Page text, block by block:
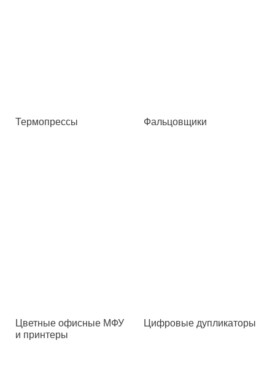
Термопрессы Фальцовщики
Цветные офисные МФУ
и принтеры
Цифровые дупликаторы